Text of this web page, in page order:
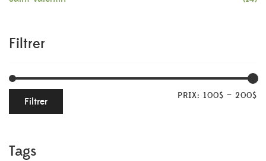
Filtrer
Filtrer PRIX: 100$ — 200$
Tags